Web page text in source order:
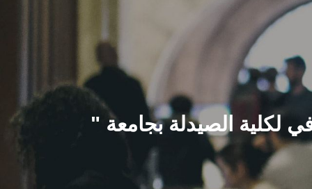
" التصلب المتعدد... مرض الشباب" في ثاني فعاليات الموسم الثقافي لكلية الصيدلة بجامعة